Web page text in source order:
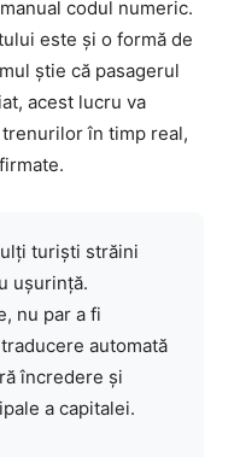
codul numeric.
este și o formă de
știe că pasagerul
acest lucru va
în timp real,
turiști străini
ușurință.
nu par a fi
automată
încredere și
a capitalei.